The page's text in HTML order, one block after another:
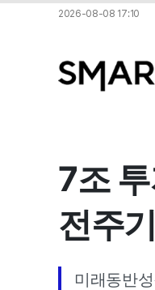
2026-08-08 17:10
7조
전주
미래동반